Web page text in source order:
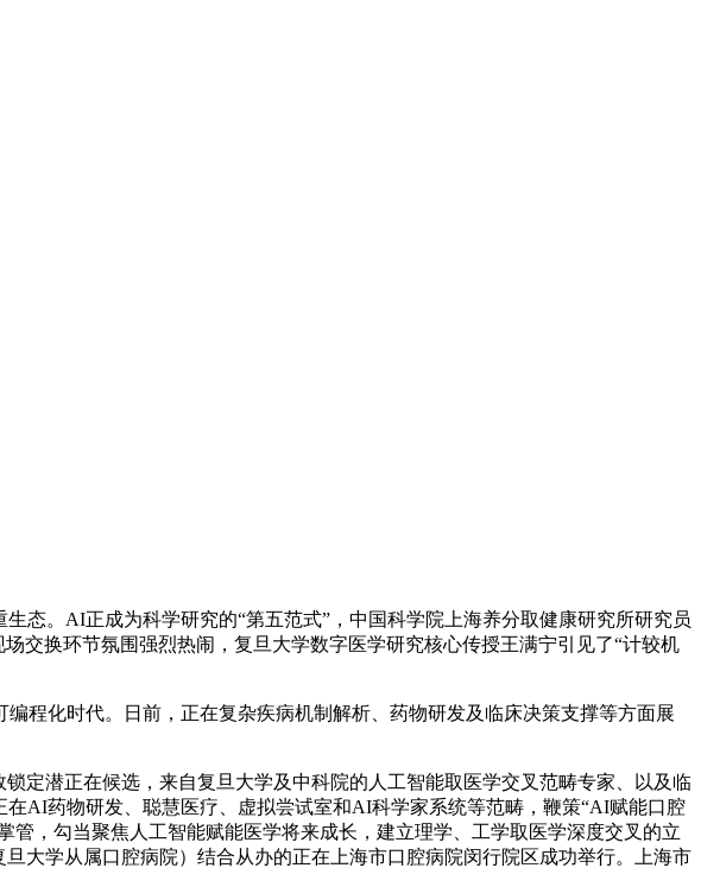
。AI正成为科学研究的“第五范式”，中国科学院上海养分取健康研究所研究员
交换环节氛围强烈热闹，复旦大学数字医学研究核心传授王满宁引见了“计较机
化时代。日前，正在复杂疾病机制解析、药物研发及临床决策支撑等方面展
潜正在候选，来自复旦大学及中科院的人工智能取医学交叉范畴专家、以及临
AI药物研发、聪慧医疗、虚拟尝试室和AI科学家系统等范畴，鞭策“AI赋能口腔
，勾当聚焦人工智能赋能医学将来成长，建立理学、工学取医学深度交叉的立
大学从属口腔病院）结合从办的正在上海市口腔病院闵行院区成功举行。上海市